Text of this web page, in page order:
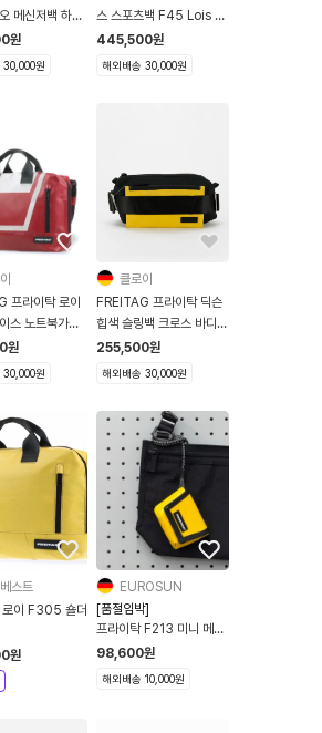
메신저백 하파
Five O
원
30,000원
스 스포츠백 F45 Lois 그
레이 블루
445,500원
해외배송 30,000원
프라이탁 로이
스 노트북가방
레드 화이트
원
30,000원
클로이
FREITAG 프라이탁 딕슨
힙색 슬링백 크로스 바디
F655 Dixon 옐로우
255,500원
해외배송 30,000원
스트
로이 F305 숄더
원
EUROSUN
[품절임박]
프라이탁 F213 미니 메신
저 백참 열쇠고리 키링
98,600원
해외배송 10,000원